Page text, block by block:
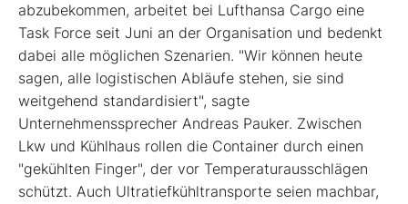
abzubekommen, arbeitet bei Lufthansa Cargo eine
Task Force seit Juni an der Organisation und bedenkt
dabei alle möglichen Szenarien. "Wir können heute
sagen, alle logistischen Abläufe stehen, sie sind
weitgehend standardisiert", sagte
Unternehmenssprecher Andreas Pauker. Zwischen
Lkw und Kühlhaus rollen die Container durch einen
"gekühlten Finger", der vor Temperaturausschlägen
schützt. Auch Ultratiefkühltransporte seien machbar,